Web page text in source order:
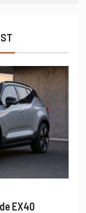
EX40